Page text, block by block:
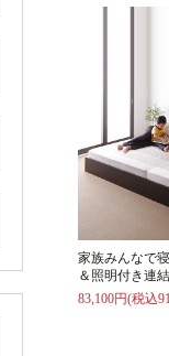
家族みんなで
＆照明付き連
83,100円(税込